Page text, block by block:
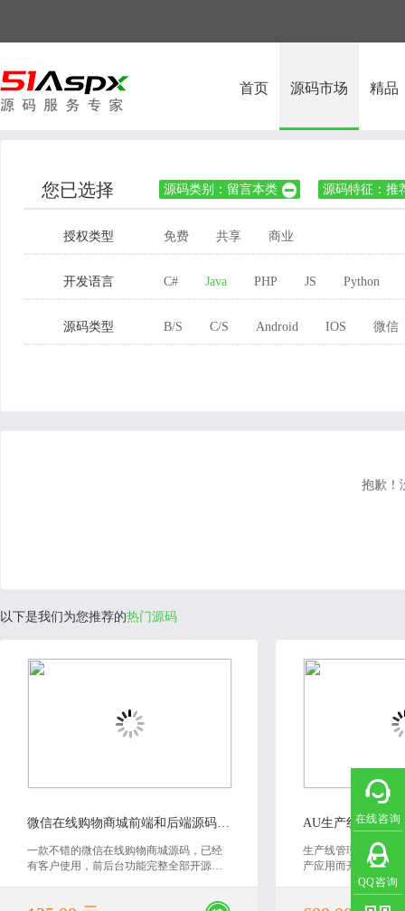
在线咨询
QQ咨询
首页 源码市场 精品
您已选择 源码类别：留言本类  源码特征：推
授权类型 免费 共享 商业
开发语言 C# Java PHP JS Python
源码类型 B/S C/S Android IOS 微信
抱歉！
以下是我们为您推荐的热门源码
微信在线购物商城前端和后端源码（教辅）
一款不错的微信在线购物商城源码，已经
有客户使用，前后台功能完整全部开源可
AU生产线管理系
生产线管理软件针对
产应用而开发，能够
范准确即时的生产
松、规范、细致的